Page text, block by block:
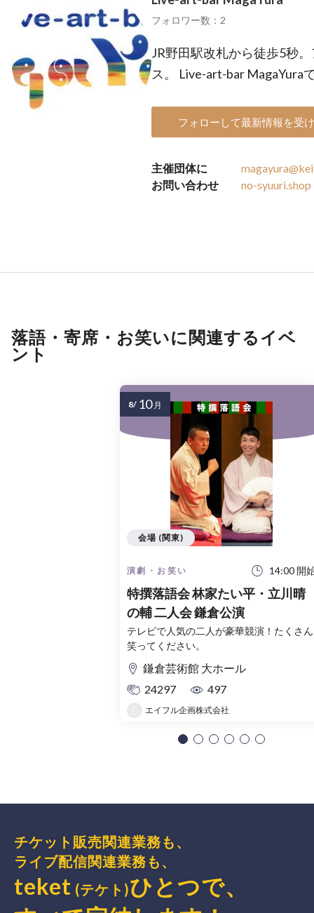
フォロワー数：2
JR野田駅改札から徒歩5秒
ス。 Live-art-bar MagaYura
フォローして最新情報を受
主催団体に
お問い合わせ
no-syuuri.shop
落語・寄席・お笑いに関連するイベ
ント
演劇・お笑い 14:00 開
特撰落語会 林家たい平・立川晴
の輔 二人会 鎌倉公演
テレビで人気の二人が豪華競演！たくさん
笑ってください。
鎌倉芸術館 大ホール
24297
497
エイフル企画株式会社
会場 (関東)
8/ 10 月
チケット販売関連業務も、
ライブ配信関連業務も、
teket (テケト)ひとつで、